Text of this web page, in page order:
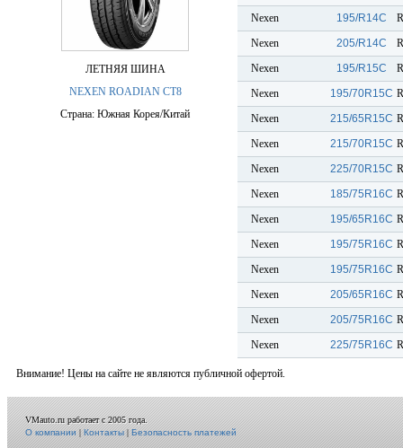
ЛЕТНЯЯ ШИНА
NEXEN ROADIAN CT8
Страна: Южная Корея/Китай
Nexen
195/R14C
Nexen
205/R14C
Nexen
195/R15C
Nexen
195/70R15C
Nexen
215/65R15C
Nexen
215/70R15C
Nexen
225/70R15C
Nexen
185/75R16C
Nexen
195/65R16C
Nexen
195/75R16C
Nexen
195/75R16C
Nexen
205/65R16C
Nexen
205/75R16C
Nexen
225/75R16C
Внимание! Цены на сайте не являются публичной офертой.
VMauto.ru работает с 2005 года.
О компании|Контакты|Безопасность платежей